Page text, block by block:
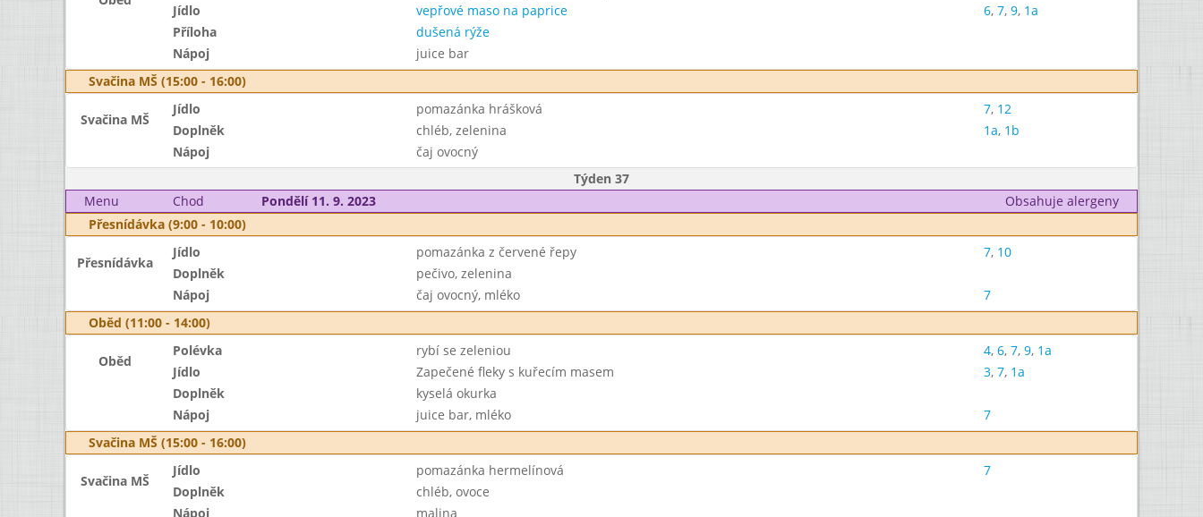
Jídlo
vepřové maso na paprice 6, 7, 9, 1a
Příloha
dušená rýže
Nápoj
juice bar
Svačina MŠ (15:00 - 16:00)
Svačina MŠ
Jídlo pomazánka hrášková 7, 12
Doplněk
chléb, zelenina 1a, 1b
Nápoj
čaj ovocný
Týden 37
Menu
Chod Pondělí 11. 9. 2023
Obsahuje alergeny
Přesnídávka (9:00 - 10:00)
Přesnídávka
Jídlo pomazánka z červené řepy 7, 10
Doplněk
pečivo, zelenina
Nápoj
čaj ovocný, mléko
7
Oběd (11:00 - 14:00)
Oběd
Polévka rybí se zeleniou 4, 6, 7, 9, 1a
Jídlo
Zapečené fleky s kuřecím masem 3, 7, 1a
Doplněk
kyselá okurka
Nápoj
juice bar, mléko
7
Svačina MŠ (15:00 - 16:00)
Svačina MŠ
Jídlo pomazánka hermelínová
7
Doplněk
chléb, ovoce
Nápoj
malina